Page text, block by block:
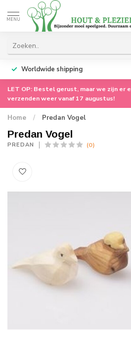
MENU
Worldwide shipping
LET OP: Bestel gerust, maar we zijn er
verzenden weer vanaf 17 augustus!
Home / Predan Vogel
Predan Vogel
PREDAN (0)